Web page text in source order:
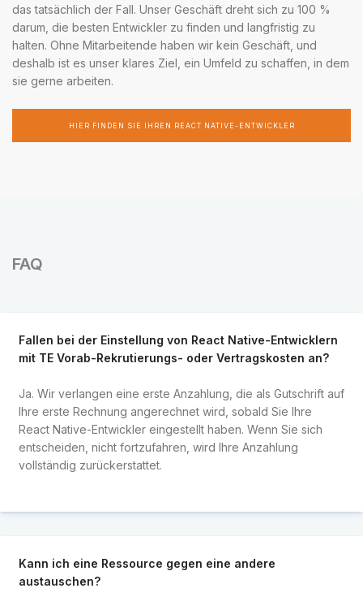
das tatsächlich der Fall. Unser Geschäft dreht sich zu 100 %
darum, die besten Entwickler zu finden und langfristig zu
halten. Ohne Mitarbeitende haben wir kein Geschäft, und
deshalb ist es unser klares Ziel, ein Umfeld zu schaffen, in dem
sie gerne arbeiten.
HIER FINDEN SIE IHREN REACT NATIVE-ENTWICKLER
FAQ
Fallen bei der Einstellung von React Native-Entwicklern
mit TE Vorab-Rekrutierungs- oder Vertragskosten an?
Ja. Wir verlangen eine erste Anzahlung, die als Gutschrift auf
Ihre erste Rechnung angerechnet wird, sobald Sie Ihre
React Native-Entwickler eingestellt haben. Wenn Sie sich
entscheiden, nicht fortzufahren, wird Ihre Anzahlung
vollständig zurückerstattet.
Kann ich eine Ressource gegen eine andere
austauschen?